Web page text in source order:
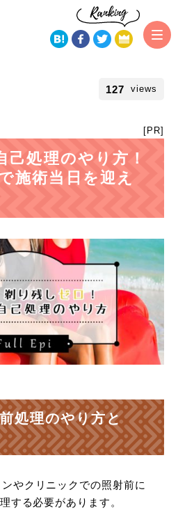
VIO脱毛前の自己処理のや
迎えるテクニック
127 views
[PR]
己処理のやり方！
施術当日を迎え
処理のやり方と
やクリニックでの照射前に
する必要があります。